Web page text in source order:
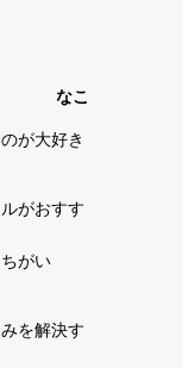
が大好き
がおすす
がい
を解決す